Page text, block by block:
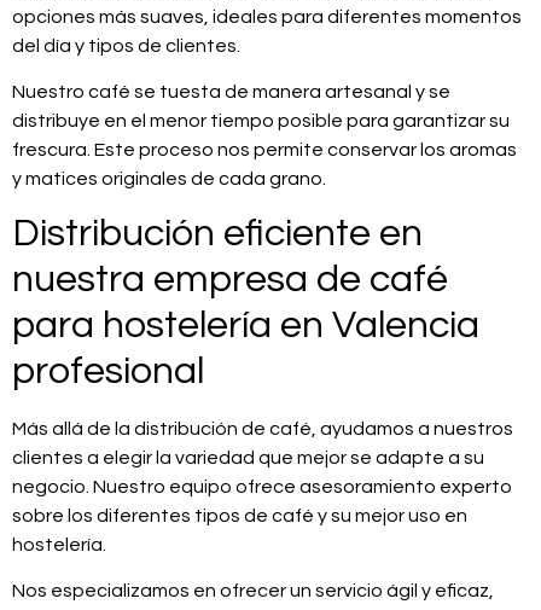
opciones más suaves, ideales para diferentes momentos
del día y tipos de clientes.
Nuestro café se tuesta de manera artesanal y se
distribuye en el menor tiempo posible para garantizar su
frescura. Este proceso nos permite conservar los aromas
y matices originales de cada grano.
Distribución eficiente en
nuestra empresa de café
para hostelería en Valencia
profesional
Más allá de la distribución de café, ayudamos a nuestros
clientes a elegir la variedad que mejor se adapte a su
negocio. Nuestro equipo ofrece asesoramiento experto
sobre los diferentes tipos de café y su mejor uso en
hostelería.
Nos especializamos en ofrecer un servicio ágil y eficaz,